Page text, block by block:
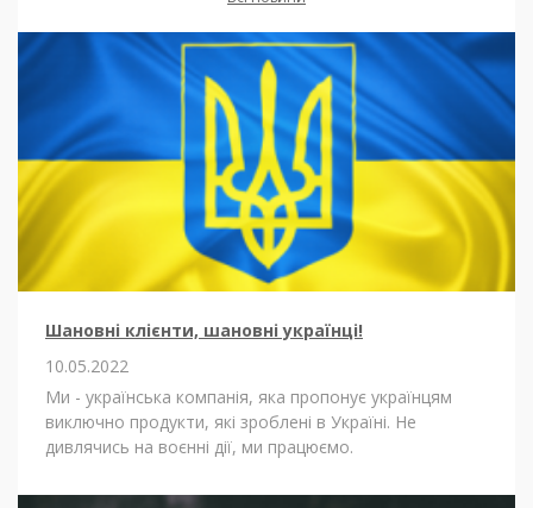
Шановні клієнти, шановні українці!
10.05.2022
Ми - українська компанія, яка пропонує українцям
виключно продукти, які зроблені в Україні. Не
дивлячись на воєнні дії, ми працюємо.